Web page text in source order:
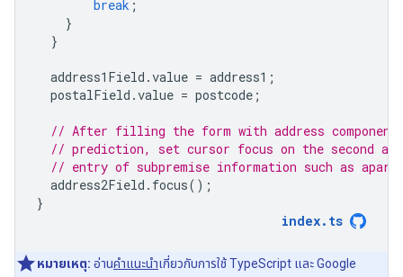
break ;
}
}
address1Field .value = address1 ;
postalField .value = postcode ;
// After filling the form with address components
// prediction, set cursor focus on the second
// entry of subpremise information such as
address2Field . focus();
}
index. ts
หมายเหตุ: อ่านคำแนะนำเกี่ยวกับการใช้ TypeScript และ Google